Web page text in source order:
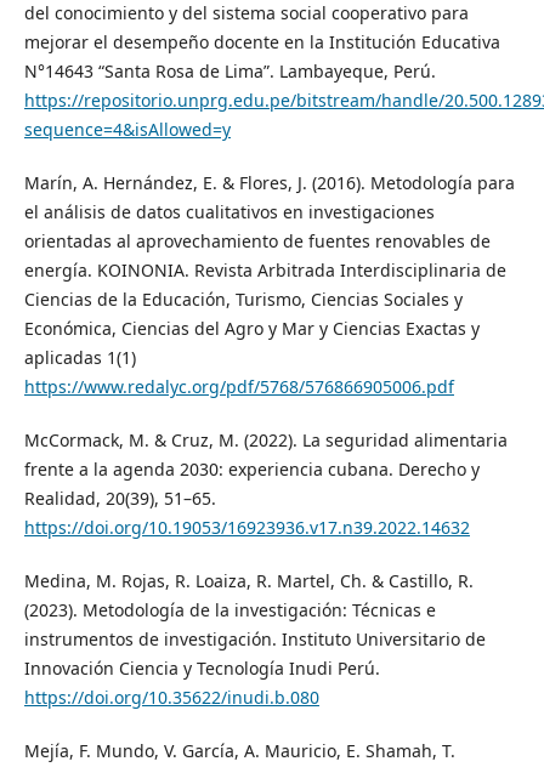
del conocimiento y del sistema social cooperativo para
mejorar el desempeño docente en la Institución Educativa
N°14643 “Santa Rosa de Lima”. Lambayeque, Perú.
https://repositorio.unprg.edu.pe/bitstream/handle/
sequence=4&isAllowed=y
Marín, A. Hernández, E. & Flores, J. (2016). Metodología para
el análisis de datos cualitativos en investigaciones
orientadas al aprovechamiento de fuentes renovables de
energía. KOINONIA. Revista Arbitrada Interdisciplinaria de
Ciencias de la Educación, Turismo, Ciencias Sociales y
Económica, Ciencias del Agro y Mar y Ciencias Exactas y
aplicadas 1(1)
https://www.redalyc.org/pdf/5768/576866905006.pdf
McCormack, M. & Cruz, M. (2022). La seguridad alimentaria
frente a la agenda 2030: experiencia cubana. Derecho y
Realidad, 20(39), 51–65.
https://doi.org/10.19053/16923936.v17.n39.2022.14632
Medina, M. Rojas, R. Loaiza, R. Martel, Ch. & Castillo, R.
(2023). Metodología de la investigación: Técnicas e
instrumentos de investigación. Instituto Universitario de
Innovación Ciencia y Tecnología Inudi Perú.
https://doi.org/10.35622/inudi.b.080
Mejía, F. Mundo, V. García, A. Mauricio, E. Shamah, T.